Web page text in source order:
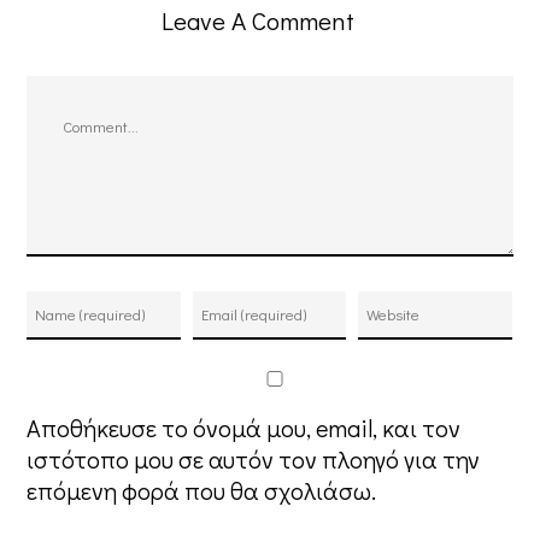
Leave A Comment
Αποθήκευσε το όνομά μου, email, και τον
ιστότοπο μου σε αυτόν τον πλοηγό για την
επόμενη φορά που θα σχολιάσω.